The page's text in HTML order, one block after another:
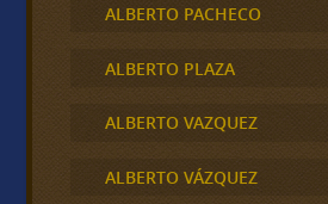
ALBERTO PACHECO
ALBERTO PLAZA
ALBERTO VAZQUEZ
ALBERTO VÁZQUEZ